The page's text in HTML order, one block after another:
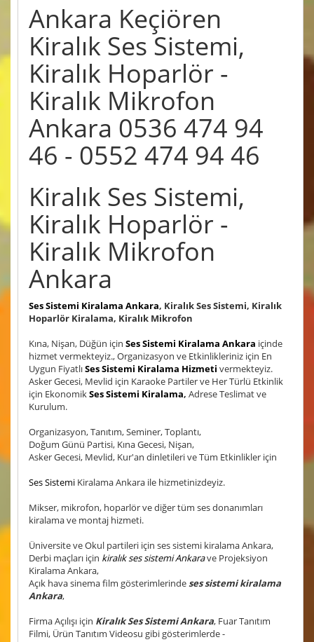
Ankara Keçiören
Kiralık Ses Sistemi,
Kiralık Hoparlör -
Kiralık Mikrofon
Ankara 0536 474 94
46 - 0552 474 94 46
Kiralık Ses Sistemi,
Kiralık Hoparlör -
Kiralık Mikrofon
Ankara
Ses Sistemi Kiralama Ankara, Kiralık Ses Sistemi, Kiralık
Hoparlör Kiralama, Kiralık Mikrofon
Kına, Nişan, Düğün için Ses Sistemi Kiralama Ankara içinde
hizmet vermekteyiz., Organizasyon ve Etkinlikleriniz için En
Uygun FiyatlıSes Sistemi Kiralama Hizmeti vermekteyiz.
Asker Gecesi, Mevlid için Karaoke Partiler ve Her Türlü Etkinlik
için EkonomikSes Sistemi Kiralama, Adrese Teslimat ve
Kurulum.
Organizasyon, Tanıtım, Seminer, Toplantı,
Doğum Günü Partisi, Kına Gecesi, Nişan,
Asker Gecesi, Mevlid, Kur'an dinletileri ve Tüm Etkinlikler için
Ses Sistemi Kiralama Ankara ile hizmetinizdeyiz.
Mikser, mikrofon, hoparlör ve diğer tüm ses donanımları
kiralama ve montaj hizmeti.
Üniversite ve Okul partileri için ses sistemi kiralama Ankara,
Derbi maçları için kiralık ses sistemi Ankarave Projeksiyon
Kiralama Ankara,
Açık hava sinema film gösterimlerindeses sistemi kiralama
Ankara,
Firma Açılışı için Kiralık Ses Sistemi Ankara, Fuar Tanıtım
Filmi, Ürün Tanıtım Videosu gibi gösterimlerde -